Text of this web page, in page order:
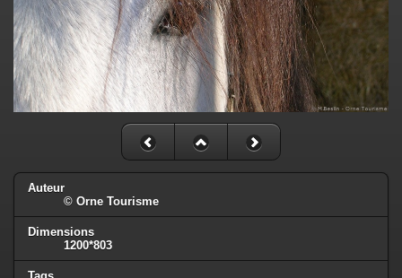
Auteur
© Orne Tourisme
Dimensions
1200*803